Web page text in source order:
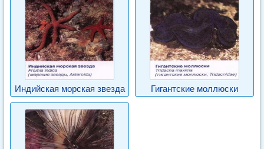
Индийская морская звезда Гигантские моллюски